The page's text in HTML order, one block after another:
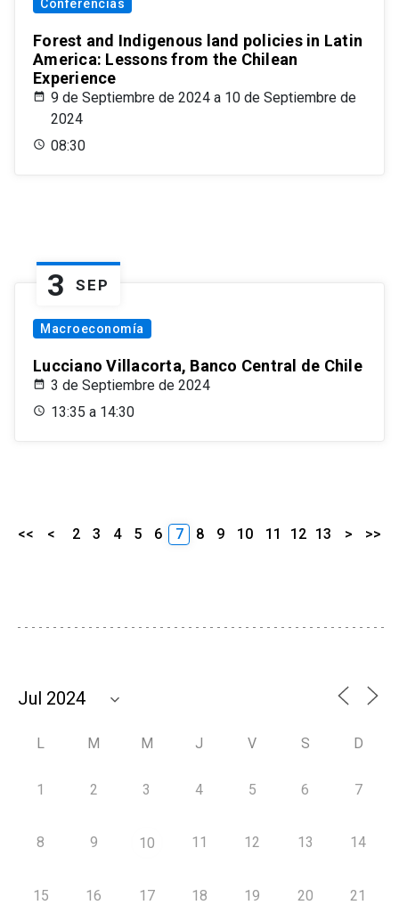
Conferencias
Forest and Indigenous land policies in Latin
America: Lessons from the Chilean
Experience
9 de Septiembre de 2024 a 10 de Septiembre de
2024
08:30
3 SEP
Macroeconomía
Lucciano Villacorta, Banco Central de Chile
3 de Septiembre de 2024
13:35 a 14:30
<< < 2 3 4 5 6 7 8 9 10 11 12 13 > >>
L M M J V S D
1 2 3 4 5 6 7
8 9 10 11 12 13 14
15 16 17 18 19 20 21